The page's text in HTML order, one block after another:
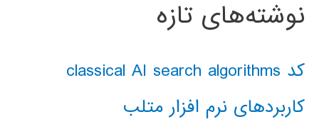
نوشته‌های تازه
کد classical AI search algorithms
کاربردهای نرم افزار متلب